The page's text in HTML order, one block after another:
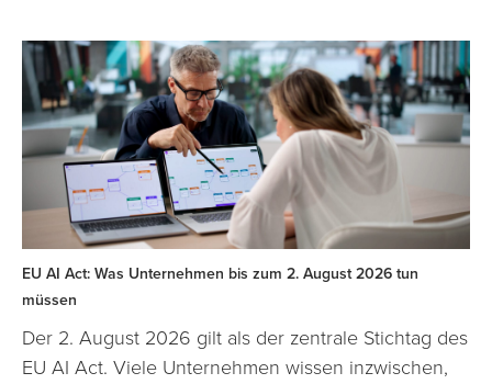
EU AI Act: Was Unternehmen bis zum 2. August 2026 tun
müssen
Der 2. August 2026 gilt als der zentrale Stichtag des
EU AI Act. Viele Unternehmen wissen inzwischen,